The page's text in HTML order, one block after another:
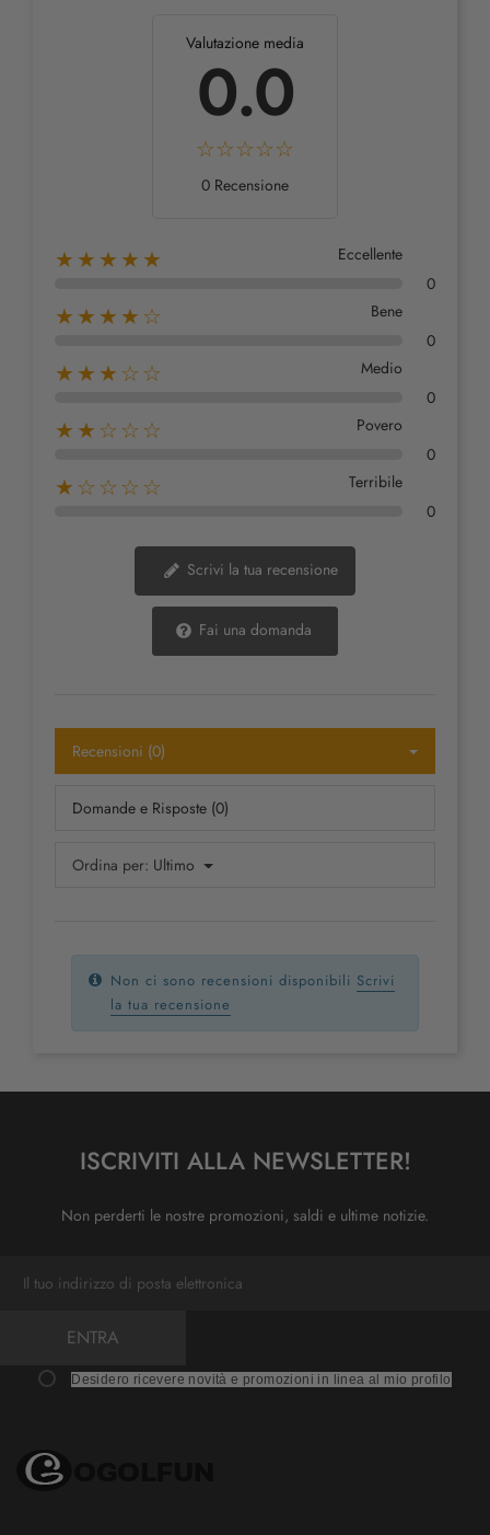
Valutazione media
0.0
0 Recensione
★★★★★
Eccellente
0
★★★★☆
Bene
0
★★★☆☆
Medio
0
★★☆☆☆
Povero
0
★☆☆☆☆
Terribile
0
Scrivi la tua recensione
Fai una domanda
Recensioni (0)
Domande e Risposte (0)
Ordina per: Ultimo
Non ci sono recensioni disponibili Scrivi
la tua recensione
ISCRIVITI ALLA NEWSLETTER!
Non perderti le nostre promozioni, saldi e ultime notizie.
ENTRA
Desidero ricevere novità e promozioni in linea al mio profilo